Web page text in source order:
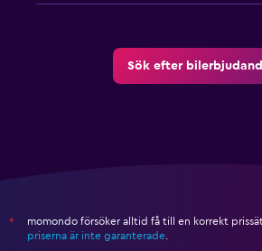
Sök efter
*
momondo försöker alltid få till en korrekt
priserna är inte garanterade.